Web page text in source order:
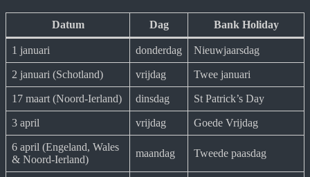
Datum Dag Bank Holiday
1 januari donderdag Nieuwjaarsdag
2 januari (Schotland) vrijdag Twee januari
17 maart (Noord-Ierland) dinsdag St Patrick’s Day
3 april vrijdag Goede Vrijdag
6 april (Engeland, Wales
& Noord-Ierland)
maandag Tweede paasdag